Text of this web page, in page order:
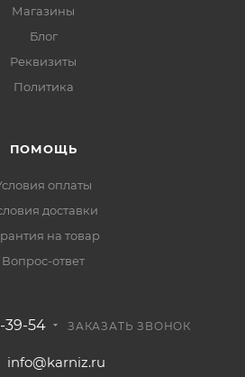
Магазины
Блог
Реквизиты
Политика
ПОМОЩЬ
оплаты
доставки
на товар
Вопрос-ответ
39-54 ЗАКАЗАТЬ ЗВОНОК
info@karniz.ru